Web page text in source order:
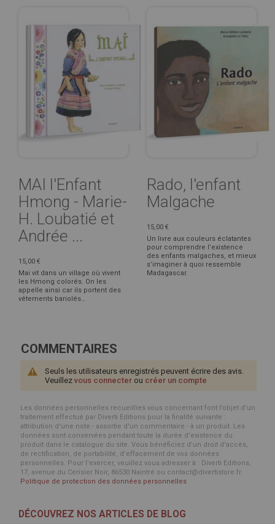
MAI l'Enfant
Hmong - Marie-
H. Loubatié et
Andrée ...
15,00 €
Mai vit dans un village où vivent
les Hmong colorés. On les
appelle ainsi car ils portent des
vêtements bariolés…
Rado, l'enfant
Malgache
15,00 €
Un livre aux couleurs éclatantes
pour comprendre l’existence
des enfants malgaches, et mieux
s’imaginer à quoi ressemble
Madagascar.
COMMENTAIRES
Seuls les utilisateurs enregistrés peuvent écrire des avis.
Veuillez vous connecter ou créer un compte
Les données personnelles recueillies vous concernant font l’objet d’un
traitement effectué par Diverti Editions pour la finalité suivante :
attribution d'une note - assortie d'un commentaire - à un produit. Les
données sont conservées pendant toute la durée d'existence du
produit dans le catalogue du site. Vous bénéficiez d’un droit d’accès,
de rectification, de portabilité, d’effacement de vos données
personnelles. Pour l’exercer, veuillez vous adresser à : Diverti Editions,
17, avenue du Cerisier Noir, 86530 Naintré ou contact@divertistore.fr.
Politique de protection des données personnelles
DÉCOUVREZ NOS ARTICLES DE BLOG